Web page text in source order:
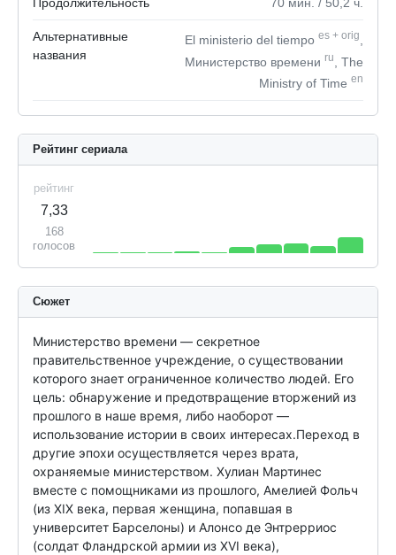
Альтернативные
названия
El ministerio del tiempo es + orig
Министерство времени ru
, The
Ministry of Time en
Рейтинг сериала
рейтинг
7,33
168
голосов
Сюжет
Министерство времени — секретное
правительственное учреждение, о существовании
которого знает ограниченное количество людей. Его
цель: обнаружение и предотвращение вторжений из
прошлого в наше время, либо наоборот —
использование истории в своих интересах.Переход в
другие эпохи осуществляется через врата,
охраняемые министерством. Хулиан Мартинес
вместе с помощниками из прошлого, Амелией Фольч
(из XIX века, первая женщина, попавшая в
университет Барселоны) и Алонсо де Энтрерриос
(солдат Фландрской армии из XVI века),